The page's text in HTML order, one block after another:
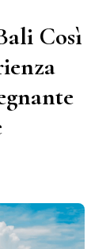
Così